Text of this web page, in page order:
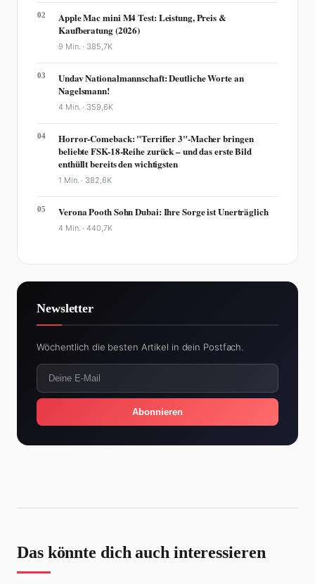
02
Apple Mac mini M4 Test: Leistung, Preis &
Kaufberatung (2026)
9 Min. · 385,7K
03
Undav Nationalmannschaft: Deutliche Worte an
Nagelsmann!
4 Min. · 359,6K
04
Horror-Comeback: "Terrifier 3"-Macher bringen
beliebte FSK-18-Reihe zurück – und das erste Bild
enthüllt bereits den wichtigsten
1 Min. · 382,6K
05 Verona Pooth Sohn Dubai: Ihre Sorge ist Unerträglich
4 Min. ·440,7K
Newsletter
Wöchentlich die besten Artikel in dein Postfach.
Abonnieren
Das könnte dich auch interessieren